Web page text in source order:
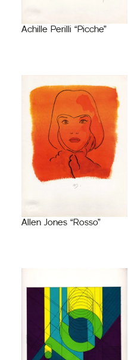
Achille Perilli “Picche”
Allen Jones “Rosso”